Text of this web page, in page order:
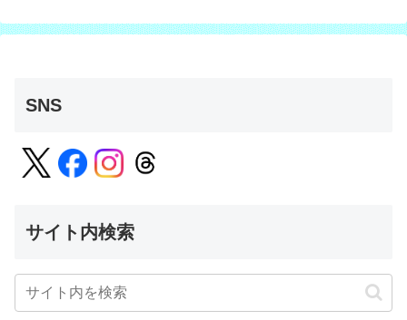
SNS
サイト内検索